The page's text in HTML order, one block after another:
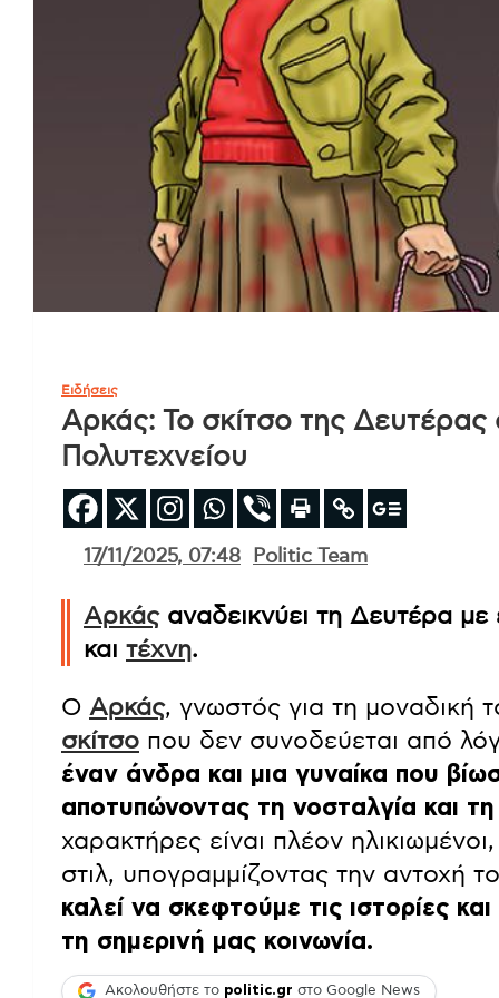
Ειδήσεις
Αρκάς: Το σκίτσο της Δευτέρας
Πολυτεχνείου
17/11/2025, 07:48 Politic Team
Αρκάςαναδεικνύει τη Δευτέρα με
και τέχνη.
Ο Αρκάς, γνωστός για τη μοναδική
σκίτσο που δεν συνοδεύεται από
έναν άνδρα και μια γυναίκα που
αποτυπώνοντας τη νοσταλγία και
χαρακτήρες είναι πλέον
στιλ, υπογραμμίζοντας την αντοχή
καλεί να σκεφτούμε τις ιστορίες
τη σημερινή μας κοινωνία.
Ακολουθήστε το politic.gr στο Google News